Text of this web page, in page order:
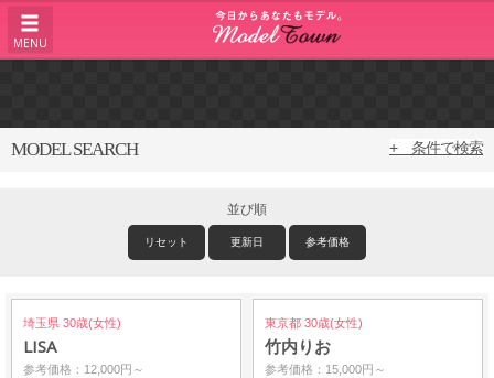
MENU
MODEL SEARCH + 条件で検索
並び順
リセット 更新日 参考価格
埼玉県 30歳(女性)
LISA
参考価格：12,000円～
東京都 30歳(女性)
竹内りお
参考価格：15,000円～